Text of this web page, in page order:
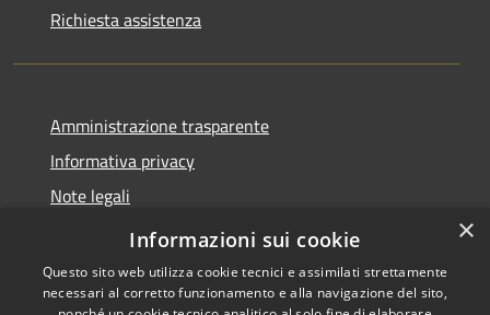
Richiesta assistenza
Amministrazione trasparente
Informativa privacy
Note legali
Dichiarazione di accessibilità
×
Informazioni sui cookie
Questo sito web utilizza cookie tecnici e assimilati strettamente
necessari al corretto funzionamento e alla navigazione del sito,